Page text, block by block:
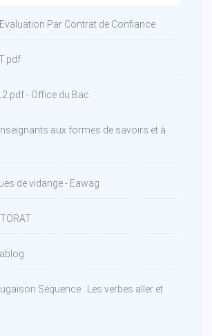
Par Contrat de Confiance
- Office du Bac
aux formes de savoirs et à
de vidange - Eawag
Séquence : Les verbes aller et